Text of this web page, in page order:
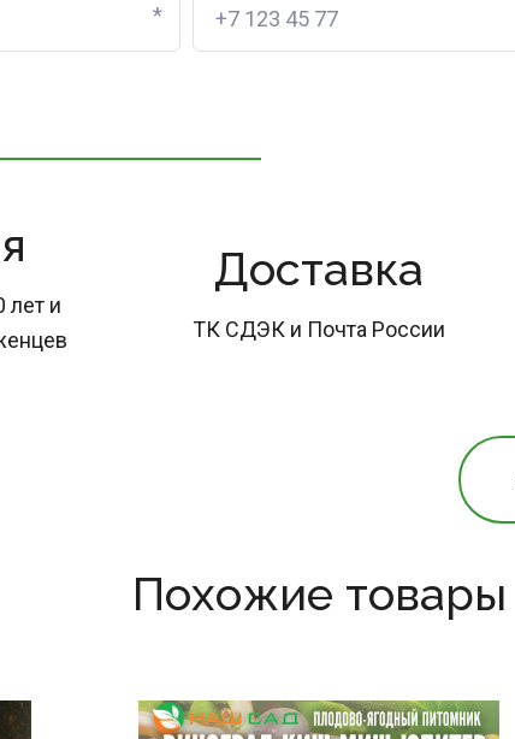
*
лет и
Доставка
ТК СДЭК и Почта России
Похожие товары